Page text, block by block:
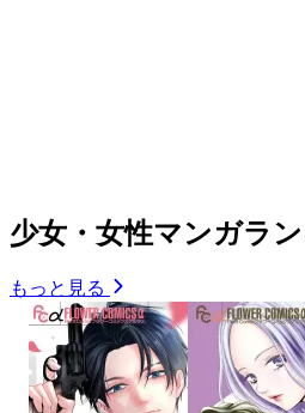
少女・女性マンガラ
もっと見る